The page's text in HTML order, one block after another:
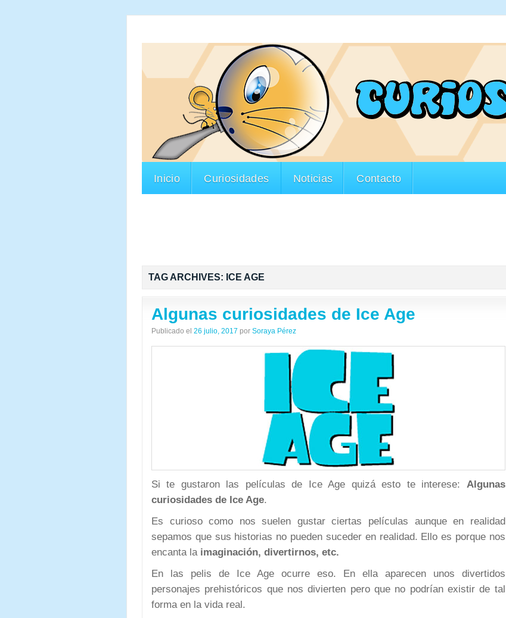
Inicio Curiosidades Noticias Contacto
TAG ARCHIVES: ICE AGE
Algunas curiosidades de Ice Age
Publicado el 26 julio, 2017 por Soraya Pérez
Si te gustaron las películas de Ice Age quizá esto te interese: Algunas
curiosidades de Ice Age.
Es curioso como nos suelen gustar ciertas películas aunque en realidad
sepamos que sus historias no pueden suceder en realidad. Ello es porque nos
encanta la imaginación, divertirnos, etc.
En las pelis de Ice Age ocurre eso. En ella aparecen unos divertidos
personajes prehistóricos que nos divierten pero que no podrían existir de tal
forma en la vida real.